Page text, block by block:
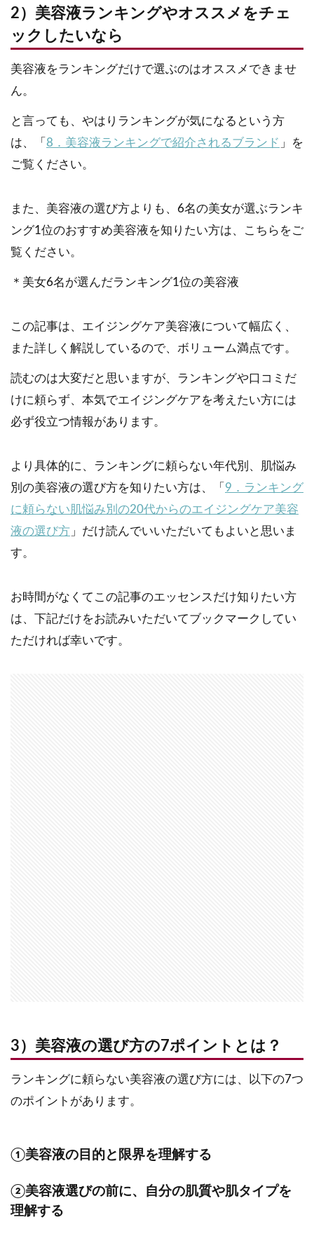
2）美容液ランキングやオススメをチェ
ックしたいなら
美容液をランキングだけで選ぶのはオススメできませ
ん。
と言っても、やはりランキングが気になるという方
は、「 8．美容液ランキングで紹介されるブランド 」を
ご覧ください。
また、美容液の選び方よりも、6名の美女が選ぶランキ
ング1位のおすすめ美容液を知りたい方は、こちらをご
覧ください。
＊美女6名が選んだランキング1位の美容液
この記事は、エイジングケア美容液について幅広く、
また詳しく解説しているので、ボリューム満点です。
読むのは大変だと思いますが、ランキングや口コミだ
けに頼らず、本気でエイジングケアを考えたい方には
必ず役立つ情報があります。
より具体的に、ランキングに頼らない年代別、肌悩み
別の美容液の選び方を知りたい方は、「 9．ランキング
に頼らない肌悩み別の20代からのエイジングケア美容
液の選び方 」だけ読んでいいただいてもよいと思いま
す。
お時間がなくてこの記事のエッセンスだけ知りたい方
は、下記だけをお読みいただいてブックマークしてい
ただければ幸いです。
3）美容液の選び方の7ポイントとは？
ランキングに頼らない美容液の選び方には、以下の7つ
のポイントがあります。
①美容液の目的と限界を理解する
②美容液選びの前に、自分の肌質や肌タイプを
理解する